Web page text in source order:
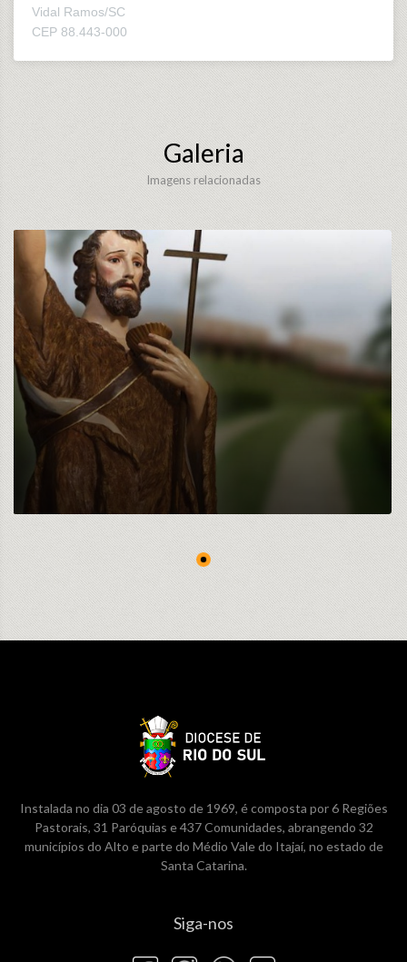
Vidal Ramos/SC
CEP 88.443-000
Galeria
Imagens relacionadas
Instalada no dia 03 de agosto de 1969, é composta por 6 Regiões
Pastorais, 31 Paróquias e 437 Comunidades, abrangendo 32
municípios do Alto e parte do Médio Vale do Itajaí, no estado de
Santa Catarina.
Siga-nos